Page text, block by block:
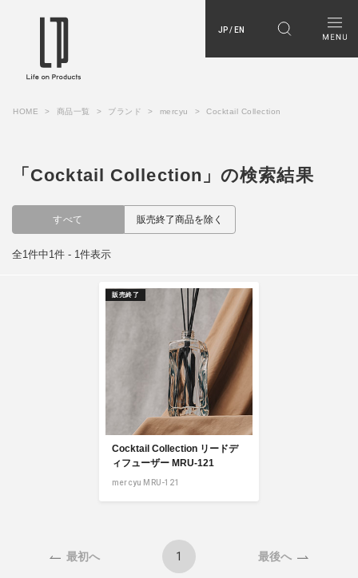
JP / EN
HOME 商品一覧 ブランド mercyu Cocktail Collection
「Cocktail Collection」の検索結果
すべて 販売終了商品を除く
全1件中1件 - 1件表示
Cocktail Collection リードデ
ィフューザー MRU-121
mercyu MRU-121
販売終了
最初へ 1 最後へ